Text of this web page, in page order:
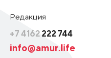
Редакция
+7 4162 222 744
info@amur.life